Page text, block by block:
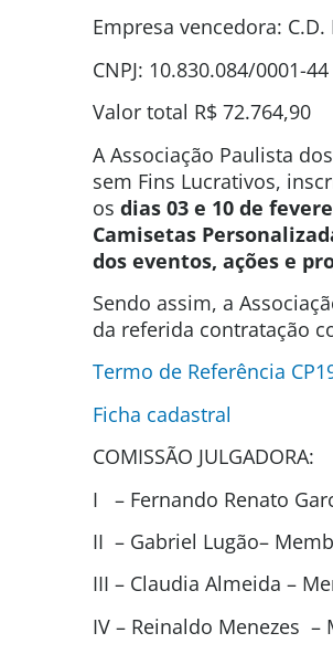
Empresa vencedora:
CNPJ: 10.830.084/0001-44
Valor total R$ 72.764,90
A Associação Paulista
sem Fins Lucrativos,
os dias 03 e 10 de
Camisetas
dos eventos, ações e
Sendo assim, a
da referida contratação
Termo de Referência
Ficha cadastral
COMISSÃO JULGADORA:
I – Fernando Renato
II – Gabriel Lugão–
III – Claudia Almeida –
IV – Reinaldo Menezes –